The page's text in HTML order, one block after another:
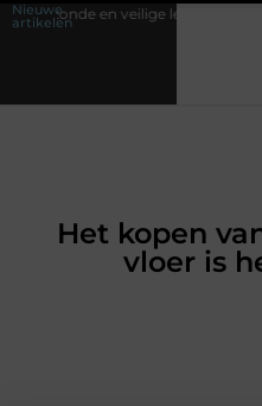
Nieuwe
artikelen
leefomgeving Waarom een
Het kopen
vloer is